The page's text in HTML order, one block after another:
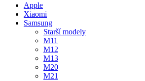
Apple
Xiaomi
Samsung
Starší modely
M11
M12
M13
M20
M21